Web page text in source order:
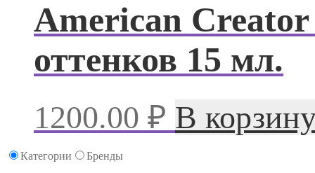
American Creator
оттенков 15 мл.
1200.00 ₽ В
Категории Бренды